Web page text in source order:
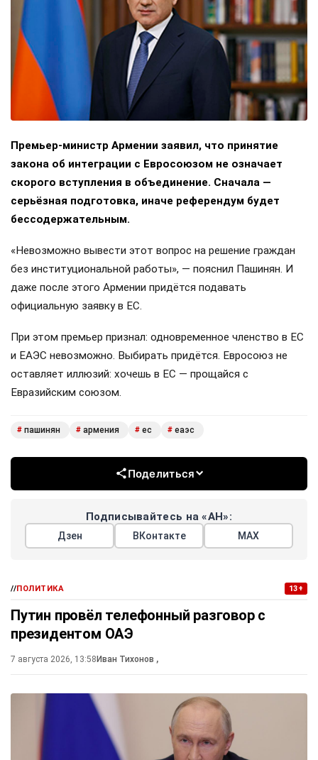
Премьер-министр Армении заявил, что принятие
закона об интеграции с Евросоюзом не означает
скорого вступления в объединение. Сначала —
серьёзная подготовка, иначе референдум будет
бессодержательным.
«Невозможно вывести этот вопрос на решение граждан
без институциональной работы», — пояснил Пашинян. И
даже после этого Армении придётся подавать
официальную заявку в ЕС.
При этом премьер признал: одновременное членство в ЕС
и ЕАЭС невозможно. Выбирать придётся. Евросоюз не
оставляет иллюзий: хочешь в ЕС — прощайся с
Евразийским союзом.
# пашинян # армения # ес # еаэс
Поделиться
Подписывайтесь на «АН»:
Дзен ВКонтакте МАХ
//ПОЛИТИКА 13+
Путин провёл телефонный разговор с
президентом ОАЭ
7 августа 2026, 13:58Иван Тихонов ,